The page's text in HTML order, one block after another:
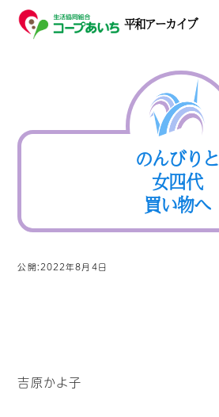
平和アーカイブ
のんびりと
女四代
買い物へ
公開:2022年8月4日
吉原かよ子